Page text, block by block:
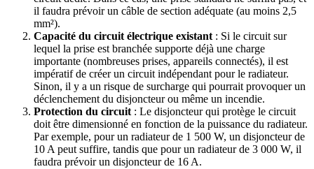
il faudra prévoir un câble de section adéquate (au moins 2,5
mm²).
Capacité du circuit électrique existant : Si le circuit sur
lequel la prise est branchée supporte déjà une charge
importante (nombreuses prises, appareils connectés), il est
impératif de créer un circuit indépendant pour le radiateur.
Sinon, il y a un risque de surcharge qui pourrait provoquer un
déclenchement du disjoncteur ou même un incendie.
Protection du circuit : Le disjoncteur qui protège le circuit
doit être dimensionné en fonction de la puissance du radiateur.
Par exemple, pour un radiateur de 1 500 W, un disjoncteur de
10 A peut suffire, tandis que pour un radiateur de 3 000 W, il
faudra prévoir un disjoncteur de 16 A.